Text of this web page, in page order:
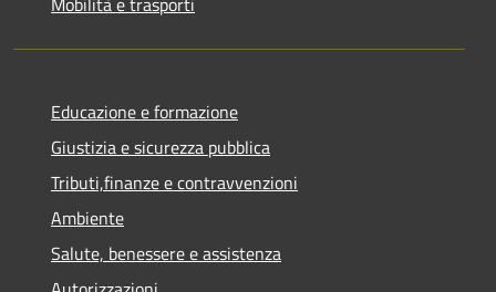
Educazione e formazione
Giustizia e sicurezza pubblica
Tributi,finanze e contravvenzioni
Ambiente
Salute, benessere e assistenza